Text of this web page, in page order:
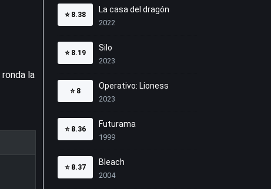
la
⭐ 8.38
La casa del dragón
2022
⭐ 8.19
Silo
2023
⭐ 8
Operativo: Lioness
2023
⭐ 8.36
Futurama
1999
⭐ 8.37
Bleach
2004